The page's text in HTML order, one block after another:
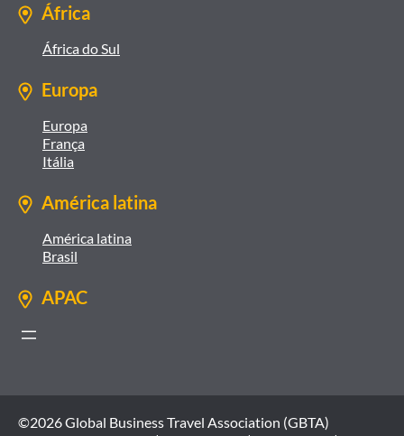
África
África do Sul
Europa
Europa
França
Itália
América latina
América latina
Brasil
APAC
©2026 Global Business Travel Association (GBTA)